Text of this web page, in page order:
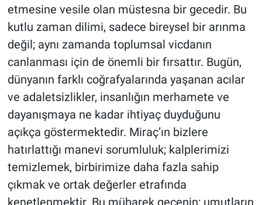
etmesine vesile olan müstesna bir gecedir. Bu
kutlu zaman dilimi, sadece bireysel bir arınma
değil; aynı zamanda toplumsal vicdanın
canlanması için de önemli bir fırsattır. Bugün,
dünyanın farklı coğrafyalarında yaşanan acılar
ve adaletsizlikler, insanlığın merhamete ve
dayanışmaya ne kadar ihtiyaç duyduğunu
açıkça göstermektedir. Miraç’ın bizlere
hatırlattığı manevi sorumluluk; kalplerimizi
temizlemek, birbirimize daha fazla sahip
çıkmak ve ortak değerler etrafında